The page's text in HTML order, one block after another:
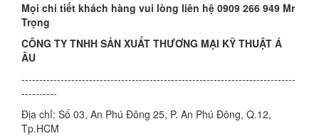
Mọi chi tiết khách hàng vui lòng liên hệ 0909 266 949 Mr
Trọng
CÔNG TY TNHH SẢN XUẤT THƯƠNG MẠI KỸ THUẬT Á
ÂU
-----------------------------------------------------------------------------
----------
Địa chỉ: Số 03, An Phú Đông 25, P. An Phú Đông, Q.12,
Tp.HCM